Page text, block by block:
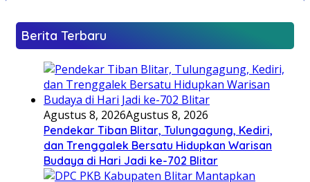
Berita Terbaru
Agustus 8, 2026Agustus 8, 2026
Pendekar Tiban Blitar, Tulungagung, Kediri,
dan Trenggalek Bersatu Hidupkan Warisan
Budaya di Hari Jadi ke-702 Blitar